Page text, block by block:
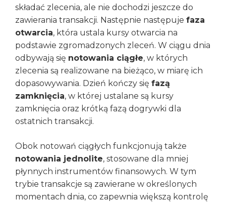
składać zlecenia, ale nie dochodzi jeszcze do
zawierania transakcji. Następnie następuje faza
otwarcia, która ustala kursy otwarcia na
podstawie zgromadzonych zleceń. W ciągu dnia
odbywają się notowania ciągłe, w których
zlecenia są realizowane na bieżąco, w miarę ich
dopasowywania. Dzień kończy się fazą
zamknięcia, w której ustalane są kursy
zamknięcia oraz krótką fazą dogrywki dla
ostatnich transakcji.
Obok notowań ciągłych funkcjonują także
notowania jednolite, stosowane dla mniej
płynnych instrumentów finansowych. W tym
trybie transakcje są zawierane w określonych
momentach dnia, co zapewnia większą kontrolę